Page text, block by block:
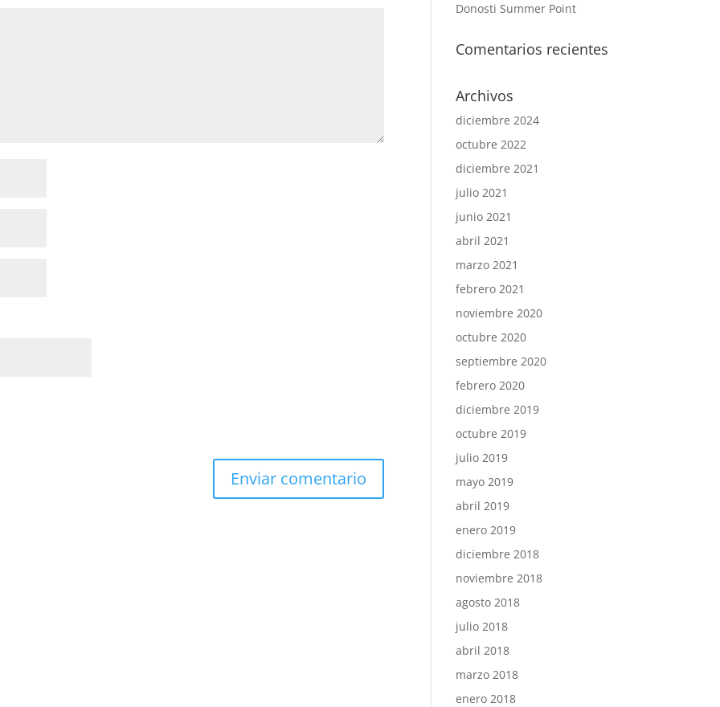
Donosti Summer Point
Comentarios recientes
Archivos
diciembre 2024
octubre 2022
diciembre 2021
julio 2021
junio 2021
abril 2021
marzo 2021
febrero 2021
noviembre 2020
octubre 2020
septiembre 2020
febrero 2020
diciembre 2019
octubre 2019
julio 2019
mayo 2019
abril 2019
enero 2019
diciembre 2018
noviembre 2018
agosto 2018
julio 2018
abril 2018
marzo 2018
enero 2018